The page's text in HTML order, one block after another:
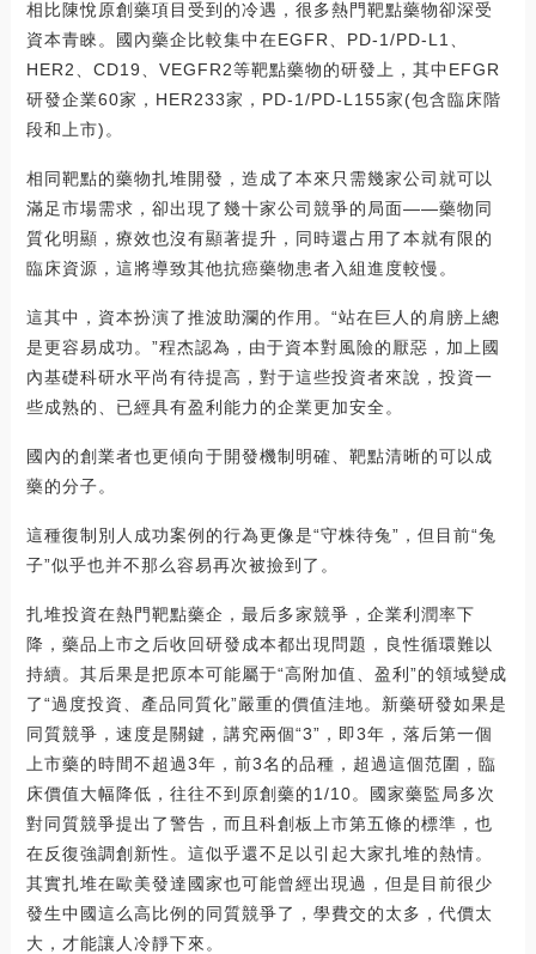
相比陳悅原創藥項目受到的冷遇，很多熱門靶點藥物卻深受
資本青睞。國內藥企比較集中在EGFR、PD-1/PD-L1、
HER2、CD19、VEGFR2等靶點藥物的研發上，其中EFGR
研發企業60家，HER233家，PD-1/PD-L155家(包含臨床階
段和上市)。
相同靶點的藥物扎堆開發，造成了本來只需幾家公司就可以
滿足市場需求，卻出現了幾十家公司競爭的局面——藥物同
質化明顯，療效也沒有顯著提升，同時還占用了本就有限的
臨床資源，這將導致其他抗癌藥物患者入組進度較慢。
這其中，資本扮演了推波助瀾的作用。“站在巨人的肩膀上總
是更容易成功。”程杰認為，由于資本對風險的厭惡，加上國
內基礎科研水平尚有待提高，對于這些投資者來說，投資一
些成熟的、已經具有盈利能力的企業更加安全。
國內的創業者也更傾向于開發機制明確、靶點清晰的可以成
藥的分子。
這種復制別人成功案例的行為更像是“守株待兔”，但目前“兔
子”似乎也并不那么容易再次被撿到了。
扎堆投資在熱門靶點藥企，最后多家競爭，企業利潤率下
降，藥品上市之后收回研發成本都出現問題，良性循環難以
持續。其后果是把原本可能屬于“高附加值、盈利”的領域變成
了“過度投資、產品同質化”嚴重的價值洼地。新藥研發如果是
同質競爭，速度是關鍵，講究兩個“3”，即3年，落后第一個
上市藥的時間不超過3年，前3名的品種，超過這個范圍，臨
床價值大幅降低，往往不到原創藥的1/10。國家藥監局多次
對同質競爭提出了警告，而且科創板上市第五條的標準，也
在反復強調創新性。這似乎還不足以引起大家扎堆的熱情。
其實扎堆在歐美發達國家也可能曾經出現過，但是目前很少
發生中國這么高比例的同質競爭了，學費交的太多，代價太
大，才能讓人冷靜下來。